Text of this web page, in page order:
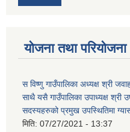
योजना तथा परियोजना
स विष्णु गाउँपालिका अध्यक्ष श्री
साथै यसै गाउँपालिका उपाध्यक्ष श्री
सदस्यहरुको प्रमुख उपस्थितिमा
मिति: 07/27/2021 - 13:37